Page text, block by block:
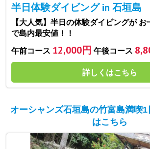
半日体験ダイビング in 石垣島
【大人気】半日の体験ダイビングが
で島内最安値！！
午前コース 12,000円 午後コース
詳しくはこちら
オーシャンズ石垣島の竹富島満喫
はこちら